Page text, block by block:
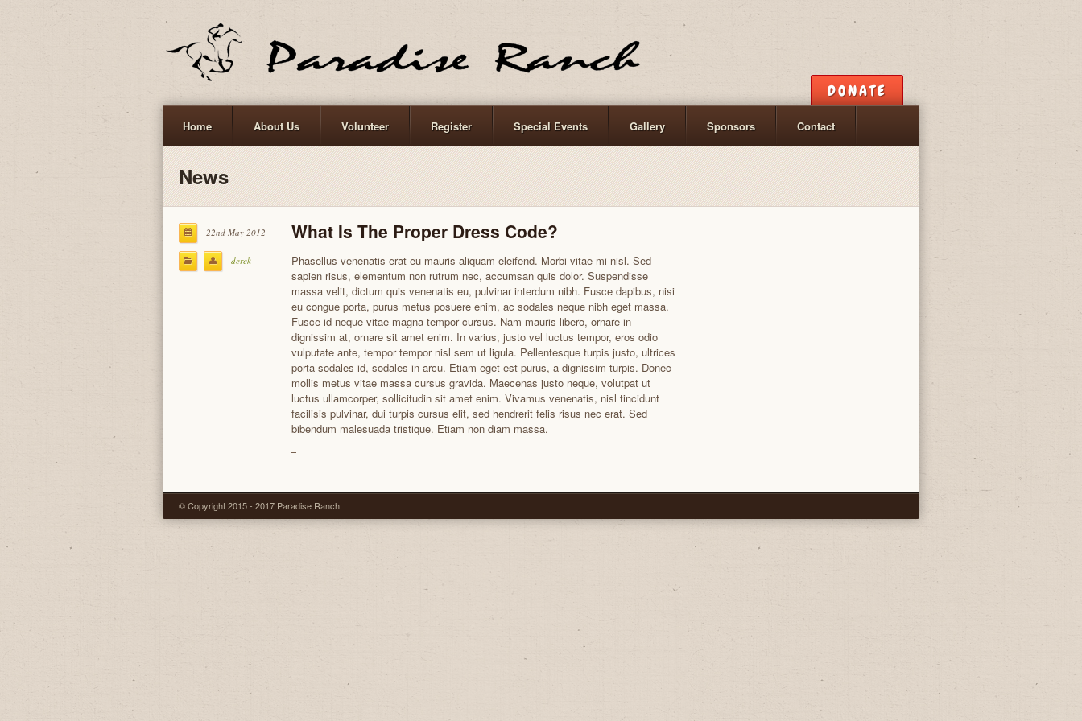
DONATE
Home About Us Volunteer Register Special Events Gallery Sponsors Contact
News
22nd May 2012
derek
What Is The Proper Dress Code?
Phasellus venenatis erat eu mauris aliquam eleifend. Morbi vitae mi nisl. Sed
sapien risus, elementum non rutrum nec, accumsan quis dolor. Suspendisse
massa velit, dictum quis venenatis eu, pulvinar interdum nibh. Fusce dapibus, nisi
eu congue porta, purus metus posuere enim, ac sodales neque nibh eget massa.
Fusce id neque vitae magna tempor cursus. Nam mauris libero, ornare in
dignissim at, ornare sit amet enim. In varius, justo vel luctus tempor, eros odio
vulputate ante, tempor tempor nisl sem ut ligula. Pellentesque turpis justo, ultrices
porta sodales id, sodales in arcu. Etiam eget est purus, a dignissim turpis. Donec
mollis metus vitae massa cursus gravida. Maecenas justo neque, volutpat ut
luctus ullamcorper, sollicitudin sit amet enim. Vivamus venenatis, nisl tincidunt
facilisis pulvinar, dui turpis cursus elit, sed hendrerit felis risus nec erat. Sed
bibendum malesuada tristique. Etiam non diam massa.
© Copyright 2015 - 2017 Paradise Ranch